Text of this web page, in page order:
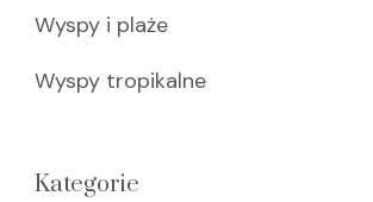
Wyspy i plaże
Wyspy tropikalne
Kategorie